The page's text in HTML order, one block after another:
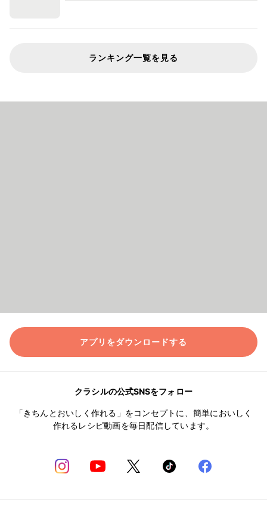
ランキング一覧を見る
アプリをダウンロードする
クラシルの公式SNSをフォロー
「きちんとおいしく作れる」をコンセプトに、簡単においしく
作れるレシピ動画を毎日配信しています。